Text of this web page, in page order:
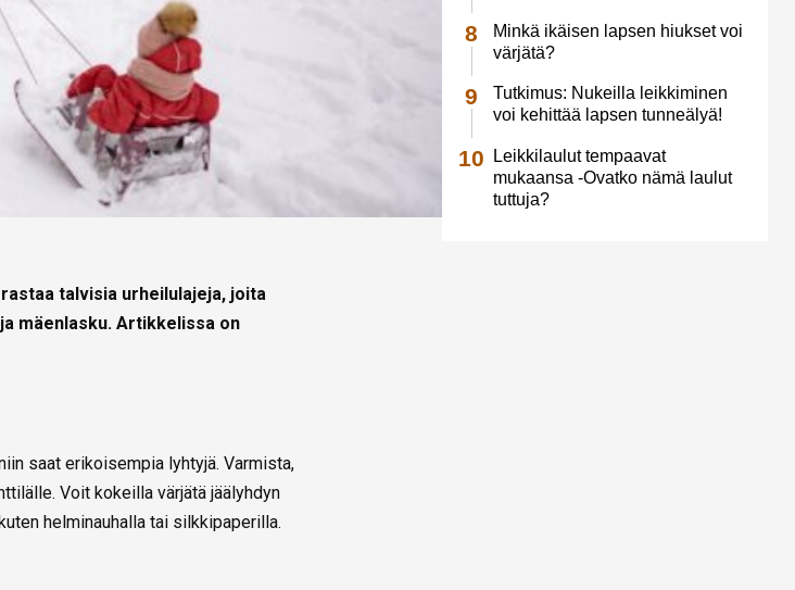
talvisia urheilulajeja, joita
mäenlasku. Artikkelissa on
saat erikoisempia lyhtyjä. Varmista,
Voit kokeilla värjätä jäälyhdyn
helminauhalla tai silkkipaperilla.
Minkä ikäisen lapsen hiukset voi
värjätä?
Tutkimus: Nukeilla leikkiminen
voi kehittää lapsen tunneälyä!
Leikkilaulut tempaavat
mukaansa -Ovatko nämä laulut
tuttuja?